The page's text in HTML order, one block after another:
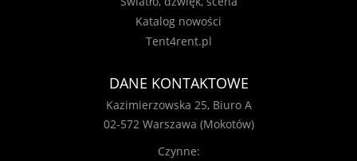
Katalog nowości
Tent4rent.pl
DANE KONTAKTOWE
Kazimierzowska 25, Biuro A
02-572 Warszawa (Mokotów)
Czynne: